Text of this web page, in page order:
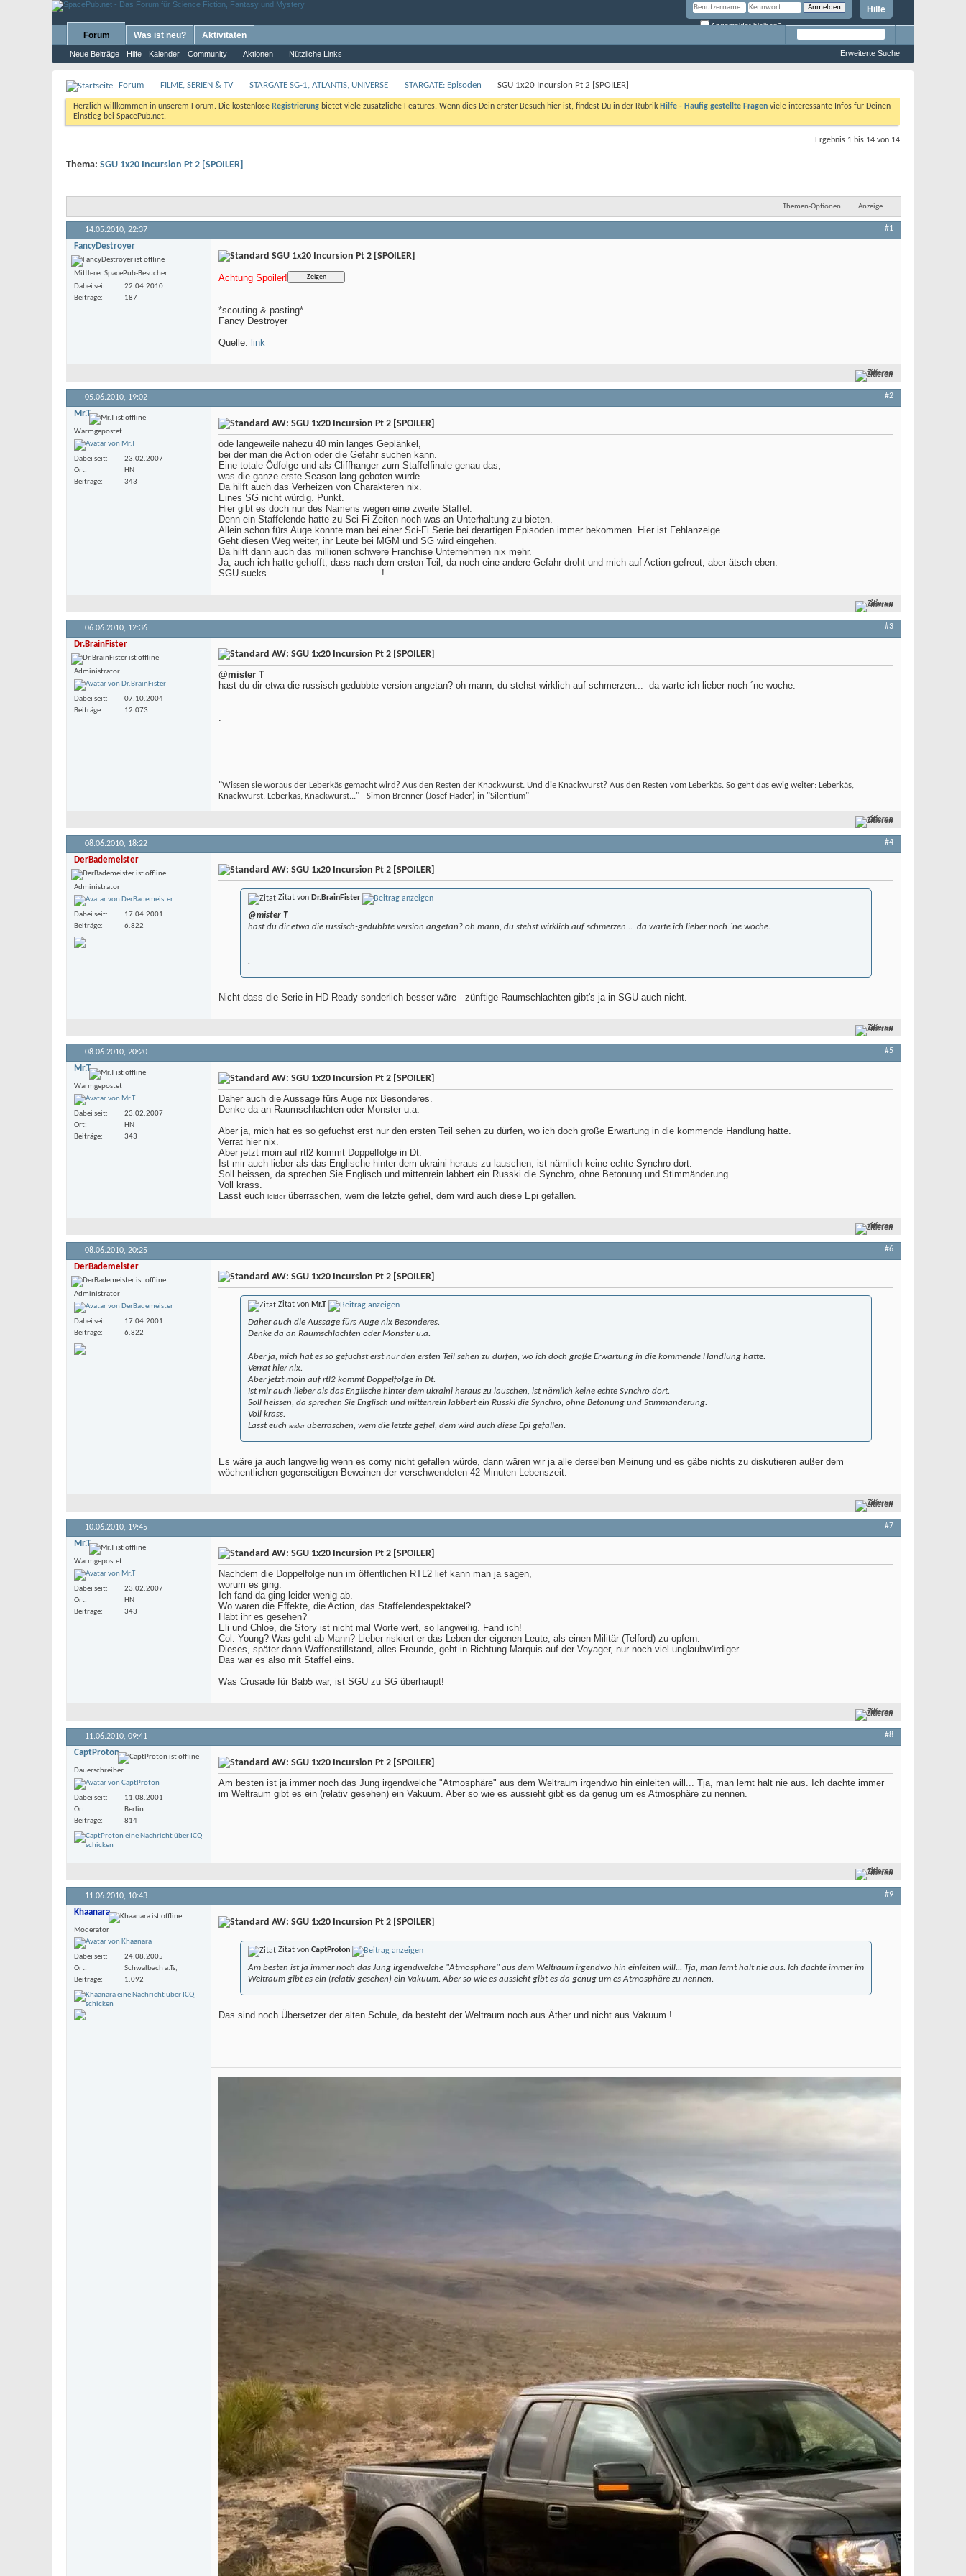
Hilfe
Angemeldet bleiben?
Forum
Neue Beiträge Hilfe Kalender Community Aktionen Nützliche Links
Was ist neu? Aktivitäten
Erweiterte Suche
Forum FILME, SERIEN & TV STARGATE SG-1, ATLANTIS, UNIVERSE STARGATE: Episoden SGU 1x20 Incursion Pt 2 [SPOILER]
Herzlich willkommen in unserem Forum. Die kostenlose Registrierung bietet viele zusätzliche Features. Wenn dies Dein erster Besuch hier ist, findest Du in der Rubrik Hilfe - Häufig gestellte Fragen viele interessante Infos für Deinen
Einstieg bei SpacePub.net.
Ergebnis 1 bis 14 von 14
Thema: SGU 1x20 Incursion Pt 2 [SPOILER]
Themen-Optionen Anzeige
14.05.2010, 22:37 #1
FancyDestroyer
Mittlerer SpacePub-Besucher
Dabei seit
22.04.2010
Beiträge
187
SGU 1x20 Incursion Pt 2 [SPOILER]
Achtung Spoiler!
*scouting & pasting*
Fancy Destroyer
Quelle: link
Zitieren
05.06.2010, 19:02 #2
Mr.T
Warmgepostet
Dabei seit
23.02.2007
Ort
HN
Beiträge
343
AW: SGU 1x20 Incursion Pt 2 [SPOILER]
öde langeweile nahezu 40 min langes Geplänkel,
bei der man die Action oder die Gefahr suchen kann.
Eine totale Ödfolge und als Cliffhanger zum Staffelfinale genau das,
was die ganze erste Season lang geboten wurde.
Da hilft auch das Verheizen von Charakteren nix.
Eines SG nicht würdig. Punkt.
Hier gibt es doch nur des Namens wegen eine zweite Staffel.
Denn ein Staffelende hatte zu Sci-Fi Zeiten noch was an Unterhaltung zu bieten.
Allein schon fürs Auge konnte man bei einer Sci-Fi Serie bei derartigen Episoden immer bekommen. Hier ist Fehlanzeige.
Geht diesen Weg weiter, ihr Leute bei MGM und SG wird eingehen.
Da hilft dann auch das millionen schwere Franchise Unternehmen nix mehr.
Ja, auch ich hatte gehofft, dass nach dem ersten Teil, da noch eine andere Gefahr droht und mich auf Action gefreut, aber ätsch eben.
SGU sucks........................................!
Zitieren
06.06.2010, 12:36 #3
Dr.BrainFister
Administrator
Dabei seit
07.10.2004
Beiträge
12.073
AW: SGU 1x20 Incursion Pt 2 [SPOILER]
@mister T
hast du dir etwa die russisch-gedubbte version angetan? oh mann, du stehst wirklich auf schmerzen... da warte ich lieber noch ´ne woche.
.
"Wissen sie woraus der Leberkäs gemacht wird? Aus den Resten der Knackwurst. Und die Knackwurst? Aus den Resten vom Leberkäs. So geht das ewig weiter: Leberkäs,
Knackwurst, Leberkäs, Knackwurst..." - Simon Brenner (Josef Hader) in "Silentium"
Zitieren
08.06.2010, 18:22 #4
DerBademeister
Administrator
Dabei seit
17.04.2001
Beiträge
6.822
AW: SGU 1x20 Incursion Pt 2 [SPOILER]
Zitat von Dr.BrainFister
@mister T
hast du dir etwa die russisch-gedubbte version angetan? oh mann, du stehst wirklich auf schmerzen... da warte ich lieber noch ´ne woche.
.
Nicht dass die Serie in HD Ready sonderlich besser wäre - zünftige Raumschlachten gibt's ja in SGU auch nicht.
Zitieren
08.06.2010, 20:20 #5
Mr.T
Warmgepostet
Dabei seit
23.02.2007
Ort
HN
Beiträge
343
AW: SGU 1x20 Incursion Pt 2 [SPOILER]
Daher auch die Aussage fürs Auge nix Besonderes.
Denke da an Raumschlachten oder Monster u.a.
Aber ja, mich hat es so gefuchst erst nur den ersten Teil sehen zu dürfen, wo ich doch große Erwartung in die kommende Handlung hatte.
Verrat hier nix.
Aber jetzt moin auf rtl2 kommt Doppelfolge in Dt.
Ist mir auch lieber als das Englische hinter dem ukraini heraus zu lauschen, ist nämlich keine echte Synchro dort.
Soll heissen, da sprechen Sie Englisch und mittenrein labbert ein Russki die Synchro, ohne Betonung und Stimmänderung.
Voll krass.
Lasst euch leiderüberraschen, wem die letzte gefiel, dem wird auch diese Epi gefallen.
Zitieren
08.06.2010, 20:25 #6
DerBademeister
Administrator
Dabei seit
17.04.2001
Beiträge
6.822
AW: SGU 1x20 Incursion Pt 2 [SPOILER]
Zitat von Mr.T
Daher auch die Aussage fürs Auge nix Besonderes.
Denke da an Raumschlachten oder Monster u.a.
Aber ja, mich hat es so gefuchst erst nur den ersten Teil sehen zu dürfen, wo ich doch große Erwartung in die kommende Handlung hatte.
Verrat hier nix.
Aber jetzt moin auf rtl2 kommt Doppelfolge in Dt.
Ist mir auch lieber als das Englische hinter dem ukraini heraus zu lauschen, ist nämlich keine echte Synchro dort.
Soll heissen, da sprechen Sie Englisch und mittenrein labbert ein Russki die Synchro, ohne Betonung und Stimmänderung.
Voll krass.
Lasst euch leiderüberraschen, wem die letzte gefiel, dem wird auch diese Epi gefallen.
Es wäre ja auch langweilig wenn es corny nicht gefallen würde, dann wären wir ja alle derselben Meinung und es gäbe nichts zu diskutieren außer dem
wöchentlichen gegenseitigen Beweinen der verschwendeten 42 Minuten Lebenszeit.
Zitieren
10.06.2010, 19:45 #7
Mr.T
Warmgepostet
Dabei seit
23.02.2007
Ort
HN
Beiträge
343
AW: SGU 1x20 Incursion Pt 2 [SPOILER]
Nachdem die Doppelfolge nun im öffentlichen RTL2 lief kann man ja sagen,
worum es ging.
Ich fand da ging leider wenig ab.
Wo waren die Effekte, die Action, das Staffelendespektakel?
Habt ihr es gesehen?
Eli und Chloe, die Story ist nicht mal Worte wert, so langweilig. Fand ich!
Col. Young? Was geht ab Mann? Lieber riskiert er das Leben der eigenen Leute, als einen Militär (Telford) zu opfern.
Dieses, später dann Waffenstillstand, alles Freunde, geht in Richtung Marquis auf der Voyager, nur noch viel unglaubwürdiger.
Das war es also mit Staffel eins.
Was Crusade für Bab5 war, ist SGU zu SG überhaupt!
Zitieren
11.06.2010, 09:41 #8
CaptProton
Dauerschreiber
Dabei seit
11.08.2001
Ort
Berlin
Beiträge
814
AW: SGU 1x20 Incursion Pt 2 [SPOILER]
Am besten ist ja immer noch das Jung irgendwelche "Atmosphäre" aus dem Weltraum irgendwo hin einleiten will... Tja, man lernt halt nie aus. Ich dachte immer
im Weltraum gibt es ein (relativ gesehen) ein Vakuum. Aber so wie es aussieht gibt es da genug um es Atmosphäre zu nennen.
Zitieren
11.06.2010, 10:43 #9
Khaanara
Moderator
Dabei seit
24.08.2005
Ort
Schwalbach a.Ts,
Beiträge
1.092
AW: SGU 1x20 Incursion Pt 2 [SPOILER]
Zitat von CaptProton
Am besten ist ja immer noch das Jung irgendwelche "Atmosphäre" aus dem Weltraum irgendwo hin einleiten will... Tja, man lernt halt nie aus. Ich dachte immer im
Weltraum gibt es ein (relativ gesehen) ein Vakuum. Aber so wie es aussieht gibt es da genug um es Atmosphäre zu nennen.
Das sind noch Übersetzer der alten Schule, da besteht der Weltraum noch aus Äther und nicht aus Vakuum !